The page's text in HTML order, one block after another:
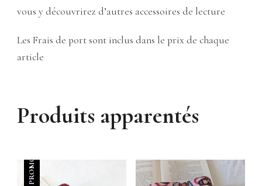
vous y découvrirez d’autres accessoires de lecture
Les Frais de port sont inclus dans le prix de chaque
article
Produits apparentés
PROMO !